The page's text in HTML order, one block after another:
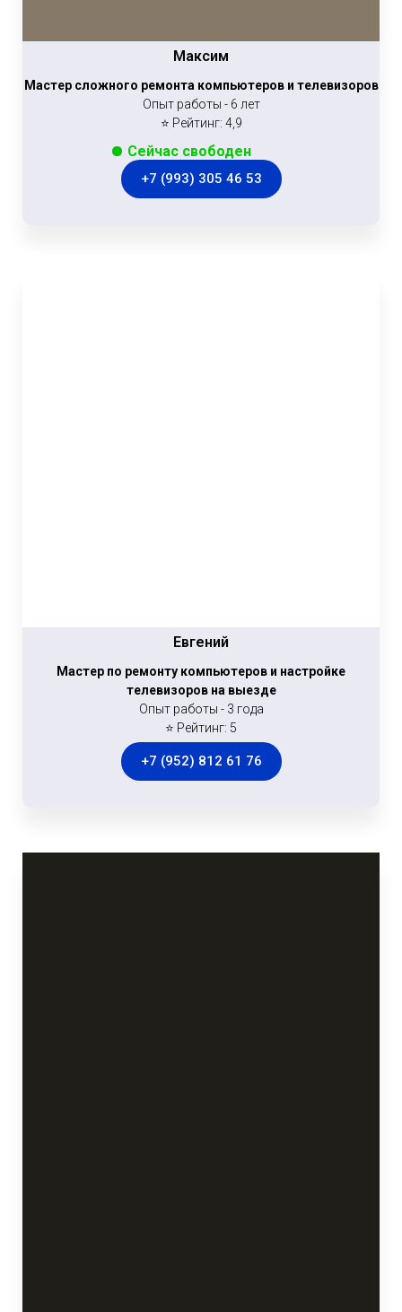
Максим
Мастер сложного ремонта компьютеров и телевизоров
Опыт работы - 6 лет
⭐ Рейтинг: 4,9
Сейчас свободен
+7 (993) 305 46 53
Евгений
Мастер по ремонту компьютеров и настройке
телевизоров на выезде
Опыт работы - 3 года
⭐ Рейтинг: 5
+7 (952) 812 61 76